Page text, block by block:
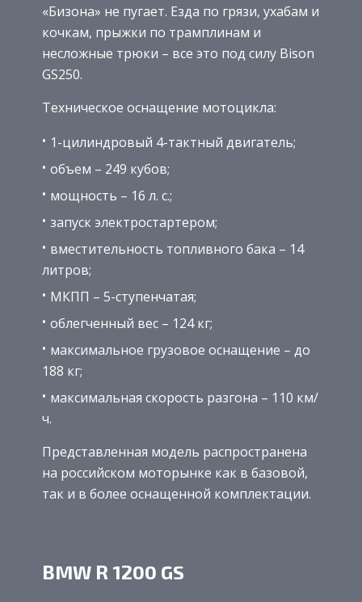
«Бизона» не пугает. Езда по грязи, ухабам и
кочкам, прыжки по трамплинам и
несложные трюки – все это под силу Bison
GS250.
Техническое оснащение мотоцикла:
1-цилиндровый 4-тактный двигатель;
объем – 249 кубов;
мощность – 16 л. с.;
запуск электростартером;
вместительность топливного бака – 14
литров;
МКПП – 5-ступенчатая;
облегченный вес – 124 кг;
максимальное грузовое оснащение – до
188 кг;
максимальная скорость разгона – 110 км/
ч.
Представленная модель распространена
на российском моторынке как в базовой,
так и в более оснащенной комплектации.
BMW R 1200 GS